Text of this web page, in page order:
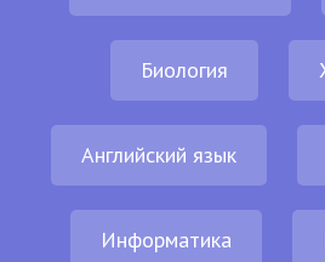
Биология
Английский язык
Информатика